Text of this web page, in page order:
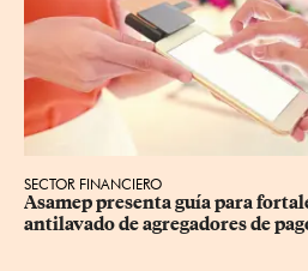
SECTOR FINANCIERO
Asamep presenta guía para
antilavado de agregadores de